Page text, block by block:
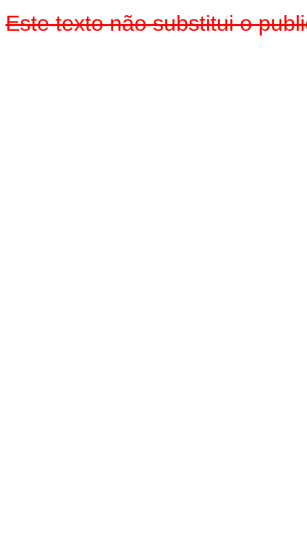
Este texto não substitui o